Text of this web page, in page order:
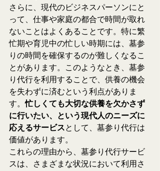
さらに、現代のビジネスパーソンにと
って、仕事や家庭の都合で時間が取れ
ないことはよくあることです。特に繁
忙期や育児中の忙しい時期には、墓参
りの時間を確保するのが難しくなるこ
とがあります。このようなとき、墓参
り代行を利用することで、供養の機会
を失わずに済むという利点がありま
す。忙しくても大切な供養を欠かさず
に行いたい、という現代人のニーズに
応えるサービスとして、墓参り代行は
価値があります。
これらの理由から、墓参り代行サービ
スは、さまざまな状況において利用さ